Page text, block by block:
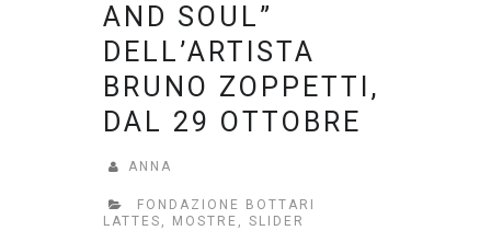
AND SOUL”
DELL’ARTISTA
BRUNO ZOPPETTI,
DAL 29 OTTOBRE
ANNA
FONDAZIONE BOTTARI
LATTES , MOSTRE , SLIDER